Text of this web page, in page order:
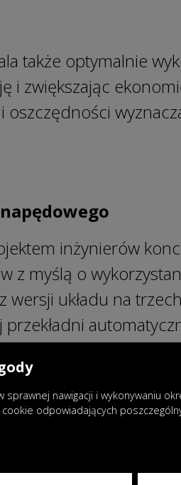
także optymalnie
zwiększając
oszczędności
inżynierów
z myślą o
układu na
Super Hybrid
1,5 l. W zależności
wykorzystywane w
lub 34,5 kWh.
nawigacji i wykonywaniu
odpowiadających